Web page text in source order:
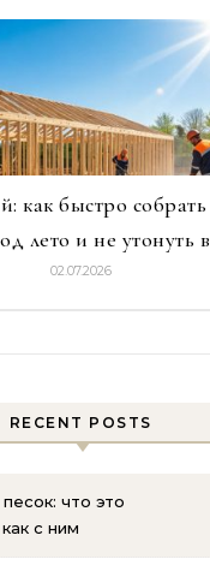
как быстро
лето и не утонуть
02.07.2026
RECENT POSTS
что это
с ним